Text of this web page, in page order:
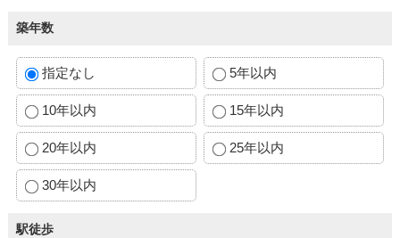
築年数
指定なし 5年以内
10年以内 15年以内
20年以内 25年以内
30年以内
駅徒歩